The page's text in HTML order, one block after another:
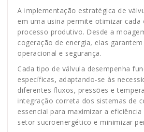
A implementação estratégica de
em uma usina permite otimizar cada
processo produtivo. Desde a
cogeração de energia, elas
operacional e segurança.
Cada tipo de válvula desempenha
específicas, adaptando-se às
diferentes fluxos, pressões e
integração correta dos sistemas de
essencial para maximizar a
setor sucroenergético e minimizar